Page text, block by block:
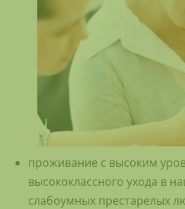
проживание с высоким
высококлассного ухода в
слабоумных престарелых